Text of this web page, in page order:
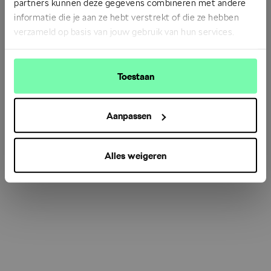
partners kunnen deze gegevens combineren met andere
informatie die je aan ze hebt verstrekt of die ze hebben
verzameld op basis van jouw gebruik van hun services.
Toestaan
Aanpassen
Alles weigeren